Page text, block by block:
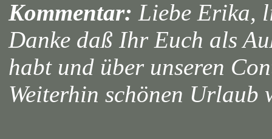
Kommentar: Liebe Erika,
Danke daß Ihr Euch als
habt und über unseren
Weiterhin schönen Urlaub